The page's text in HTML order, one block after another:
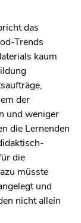
das
Trends
kaum
der
und weniger
die Lernenden
die
müsste
und
nicht allein